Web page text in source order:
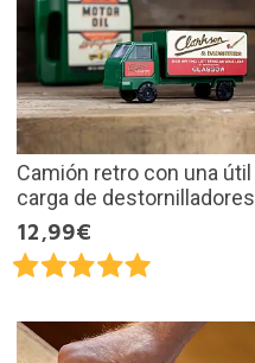
Camión retro con una útil
carga de destornilladores
12,99€